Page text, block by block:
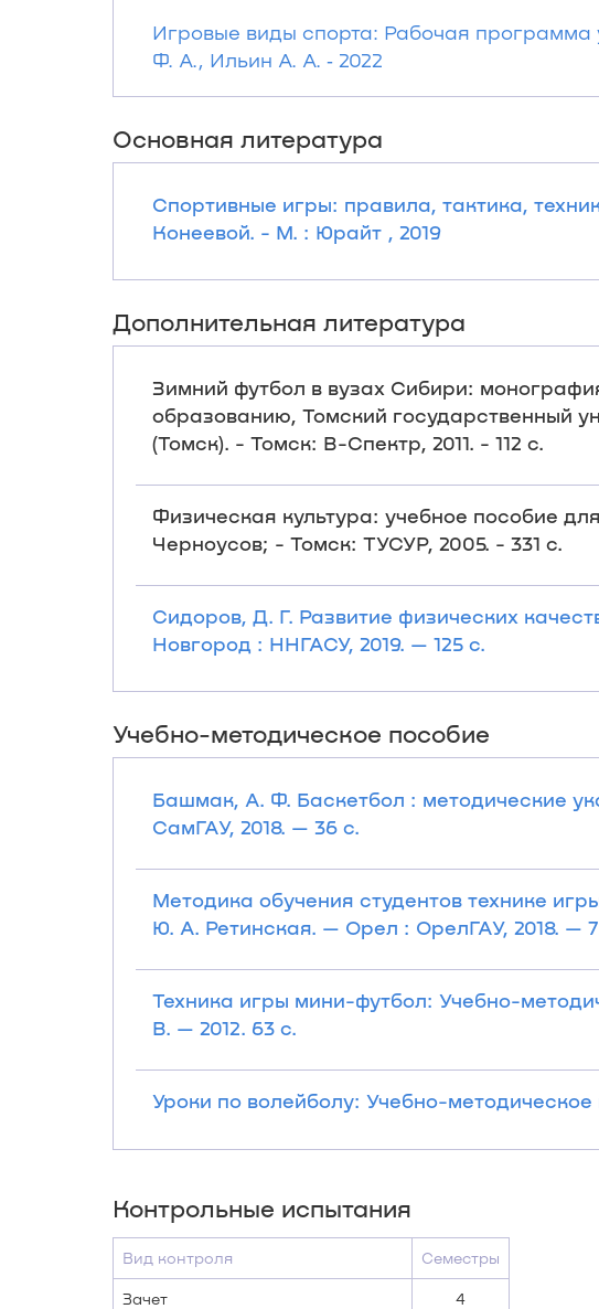
Игровые виды спорта: Рабочая
Ф. А., Ильин А. А. ‐ 2022
Основная литература
Спортивные игры: правила, тактика,
Конеевой. - М. : Юрайт , 2019
Дополнительная литература
Зимний футбол в вузах Сибири:
образованию, Томский государственный
(Томск). - Томск: В-Спектр, 2011. - 112 с.
Физическая культура: учебное пособие
Черноусов; - Томск: ТУСУР, 2005. - 331 с.
Сидоров, Д. Г. Развитие физических
Новгород : ННГАСУ, 2019. — 125 с.
Учебно-методическое пособие
Башмак, А. Ф. Баскетбол : методические
СамГАУ, 2018. — 36 с.
Методика обучения студентов технике
Ю. А. Ретинская. — Орел : ОрелГАУ, 2018. —
Техника игры мини-футбол: Учебно-
В. — 2012. 63 с.
Уроки по волейболу: Учебно-
Контрольные испытания
Вид контроля Семестры
Зачет 4